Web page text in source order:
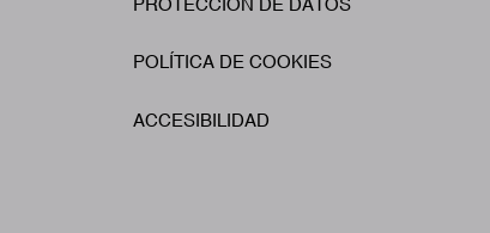
POLÍTICA DE COOKIES
ACCESIBILIDAD